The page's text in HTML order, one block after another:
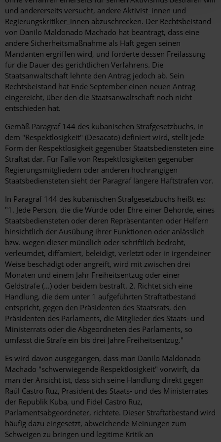
und andererseits versucht, andere Aktivist_innen und
Regierungskritiker_innen abzuschrecken. Der Rechtsbeistand
von Danilo Maldonado Machado hat beantragt, dass eine
andere Sicherheitsmaßnahme als Haft gegen seinen
Mandanten ergriffen wird, und forderte dessen Freilassung
für die Dauer des gerichtlichen Verfahrens. Die
Staatsanwaltschaft lehnte den Antrag jedoch ab. Sein
Rechtsbeistand hat Ende September einen neuen Antrag
eingereicht, über den die Staatsanwaltschaft noch nicht
entschieden hat.
Gemäß Paragraf 144 des kubanischen Strafgesetzbuchs, in
dem "Respektlosigkeit" (Desacato) definiert wird, stellt jede
Form der Respektlosigkeit gegenüber Staatsbediensteten eine
Straftat dar. Für Fälle von Respektlosigkeiten gegenüber
Regierungsmitgliedern oder anderen hochrangigen
Staatsbediensteten sieht der Paragraf längere Haftstrafen vor.
In Paragraf 144 des kubanischen Strafgesetzbuchs heißt es:
"1. Jede Person, die die Würde oder Ehre einer Behörde, eines
Staatsbediensteten oder deren Repräsentanten oder Helfern
hinsichtlich der Ausübung ihrer Funktionen oder anlässlich
bzw. wegen dieser mündlich oder schriftlich bedroht,
verleumdet, diffamiert, beleidigt, verletzt oder in irgendeiner
Weise beschädigt oder angreift, wird mit zwischen drei
Monaten und einem Jahr Freiheitsentzug oder einer
Geldstrafe (…) oder beidem bestraft. 2. Richtet sich eine
Handlung, die dem unter 1 aufgeführten Straftatbestand
entspricht, gegen den Präsidenten des Staatsrats, den
Präsidenten des Parlaments, die Mitglieder des Staats- und
Ministerrats oder die Abgeordneten des Parlaments, so
umfasst die Strafe ein bis drei Jahre Freiheitsentzug."
Es wird davon ausgegangen, dass man Danilo Maldonado
Machado "schwerwiegende Respektlosigkeit" vorwirft, da
man der Ansicht ist, dass sich seine Handlung direkt gegen
Raúl Castro Ruz, Präsident des Staats- und des Ministerrates
der Republik Kuba, und Fidel Castro Ruz,
Parlamentsabgeordneter, richtete. Dieser Straftatbestand wird
häufig dazu eingesetzt, abweichende Meinungen zum
Schweigen zu bringen und legitime Kritik an